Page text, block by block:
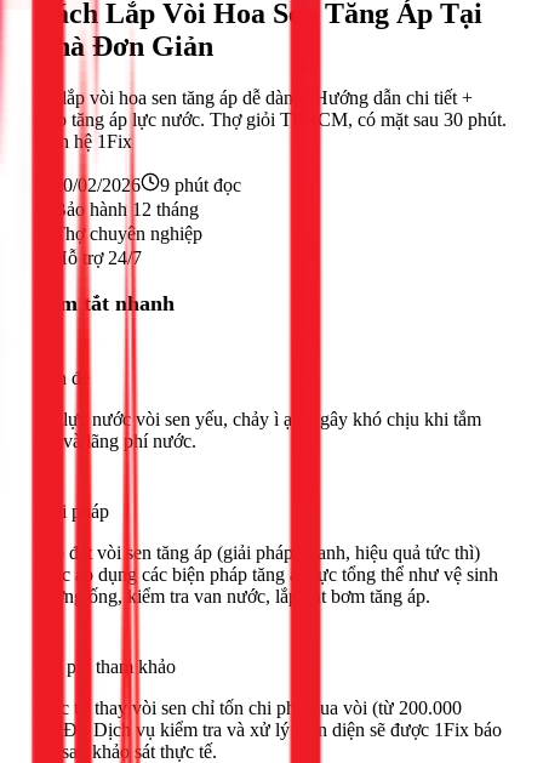
Cách Lắp Vòi Hoa Sen Tăng Áp Tại
Nhà Đơn Giản
Tự lắp vòi hoa sen tăng áp dễ dàng! Hướng dẫn chi tiết +
mẹo tăng áp lực nước. Thợ giỏi TPHCM, có mặt sau 30 phút.
Liên hệ 1Fix
20/02/2026 9 phút đọc
Bảo hành 12 tháng
Thợ chuyên nghiệp
Hỗ trợ 24/7
Tóm tắt nhanh
Vấn đề
Áp lực nước vòi sen yếu, chảy ì ạch, gây khó chịu khi tắm
gội và lãng phí nước.
Giải pháp
Lắp đặt vòi sen tăng áp (giải pháp nhanh, hiệu quả tức thì)
hoặc áp dụng các biện pháp tăng áp lực tổng thể như vệ sinh
đường ống, kiểm tra van nước, lắp đặt bơm tăng áp.
Chi phí tham khảo
Việc tự thay vòi sen chỉ tốn chi phí mua vòi (từ 200.000
VNĐ). Dịch vụ kiểm tra và xử lý toàn diện sẽ được 1Fix báo
giá sau khảo sát thực tế.